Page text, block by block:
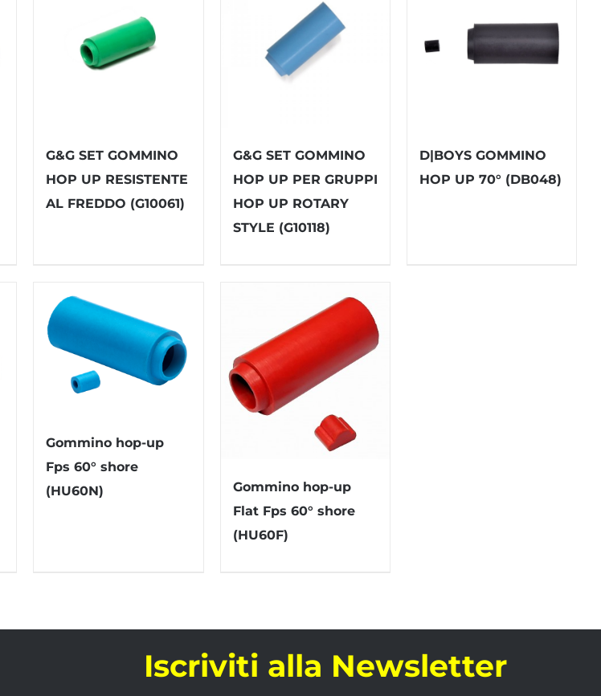
G&G SET GOMMINO
HOP UP RESISTENTE
AL FREDDO (G10061)
G&G SET GOMMINO
HOP UP PER GRUPPI
HOP UP ROTARY
STYLE (G10118)
D|BOYS GOMMINO
HOP UP 70° (DB048)
Gommino hop-up
Fps 60° shore
(HU60N)
Gommino hop-up
Flat Fps 60° shore
(HU60F)
Iscriviti alla Newsletter